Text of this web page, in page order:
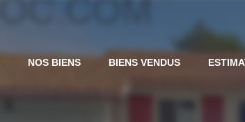
NOS BIENS BIENS VENDUS